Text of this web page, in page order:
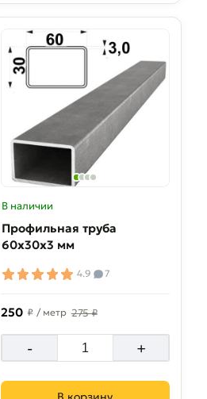
В наличии
Профильная труба
60х30х3 мм
4.9 7
250 ₽ / метр 275 ₽
- +